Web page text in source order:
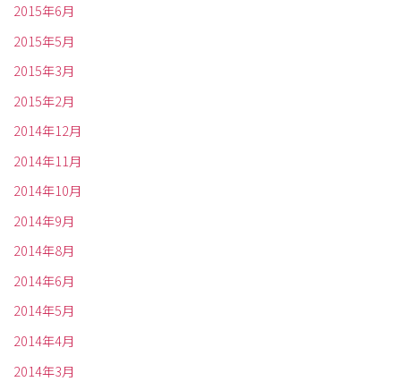
2015年6月
2015年5月
2015年3月
2015年2月
2014年12月
2014年11月
2014年10月
2014年9月
2014年8月
2014年6月
2014年5月
2014年4月
2014年3月